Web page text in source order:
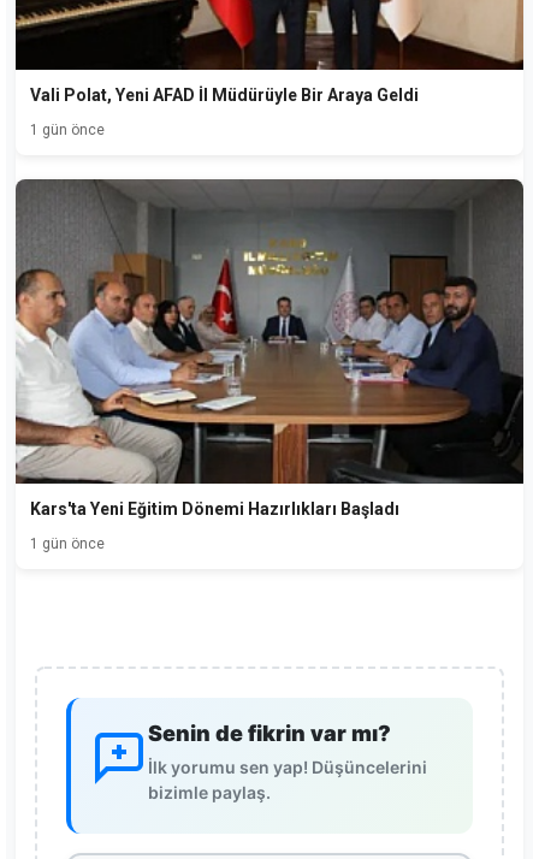
Vali Polat, Yeni AFAD İl Müdürüyle Bir Araya Geldi
1 gün önce
Kars'ta Yeni Eğitim Dönemi Hazırlıkları Başladı
1 gün önce
Senin de fikrin var mı?
İlk yorumu sen yap! Düşüncelerini
bizimle paylaş.